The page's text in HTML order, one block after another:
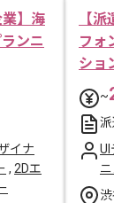
業】海
ンニ
イナ
, 2Dエ
【
フォ
ショ
~